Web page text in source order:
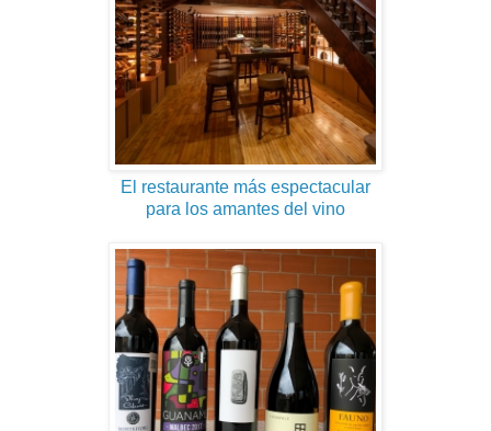
El restaurante más espectacular
para los amantes del vino